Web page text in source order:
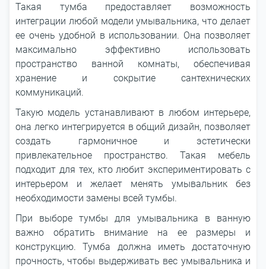
Такая тумба предоставляет возможность
интеграции любой модели умывальника, что делает
ее очень удобной в использовании. Она позволяет
максимально эффективно использовать
пространство ванной комнаты, обеспечивая
хранение и сокрытие сантехнических
коммуникаций.
Такую модель устанавливают в любом интерьере,
она легко интегрируется в общий дизайн, позволяет
создать гармоничное и эстетически
привлекательное пространство. Такая мебель
подходит для тех, кто любит экспериментировать с
интерьером и желает менять умывальник без
необходимости замены всей тумбы.
При выборе тумбы для умывальника в ванную
важно обратить внимание на ее размеры и
конструкцию. Тумба должна иметь достаточную
прочность, чтобы выдерживать вес умывальника и